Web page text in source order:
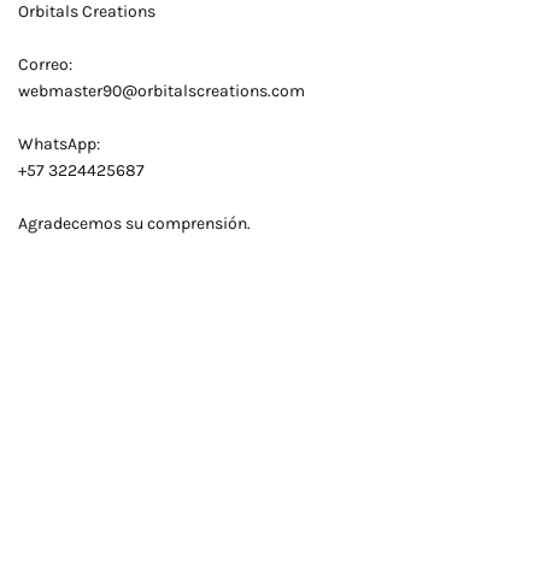
Orbitals Creations
Correo:
webmaster90@orbitalscreations.com
WhatsApp:
+57 3224425687
Agradecemos su comprensión.